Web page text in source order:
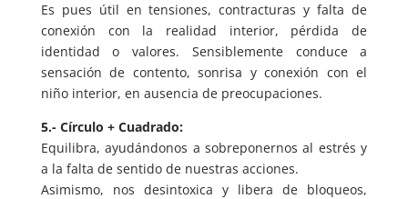
Es pues útil en tensiones, contracturas y falta de
conexión con la realidad interior, pérdida de
identidad o valores. Sensiblemente conduce a
sensación de contento, sonrisa y conexión con el
niño interior, en ausencia de preocupaciones.
5.- Círculo + Cuadrado:
Equilibra, ayudándonos a sobreponernos al estrés y
a la falta de sentido de nuestras acciones.
Asimismo, nos desintoxica y libera de bloqueos,